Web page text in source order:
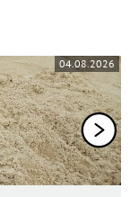
04.08.2026